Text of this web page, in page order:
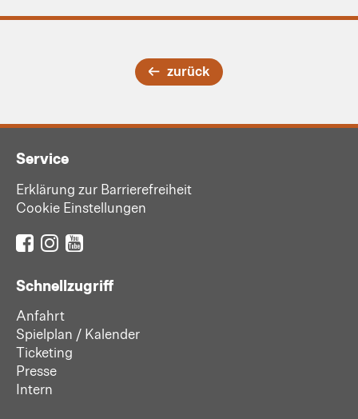
zurück
Service
Erklärung zur Barrierefreiheit
Cookie Einstellungen
Schnellzugriff
Anfahrt
Spielplan / Kalender
Ticketing
Presse
Intern